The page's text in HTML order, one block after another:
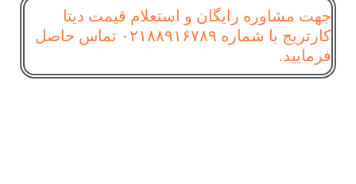
جهت مشاوره رایگان و استعلام قیمت دیتا
کارتریج با شماره ۰۲۱۸۸۹۱۶۷۸۹ تماس حاصل
فرمایید.